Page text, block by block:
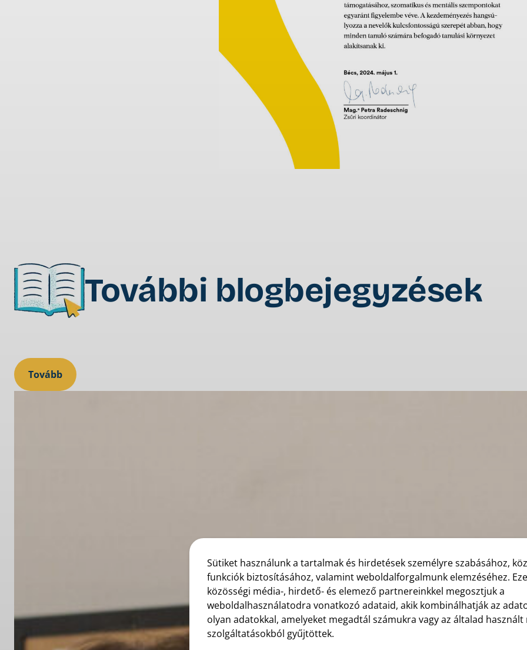
További blogbejegyzések
Tovább
Sütiket használunk a tartalmak és hirdetések személyre szabásához,
funkciók biztosításához, valamint weboldalforgalmunk elemzéséhez.
közösségi média-, hirdető- és elemező partnereinkkel megosztjuk a
weboldalhasználatodra vonatkozó adataid, akik kombinálhatják az
olyan adatokkal, amelyeket megadtál számukra vagy az általad használt
szolgáltatásokból gyűjtöttek.